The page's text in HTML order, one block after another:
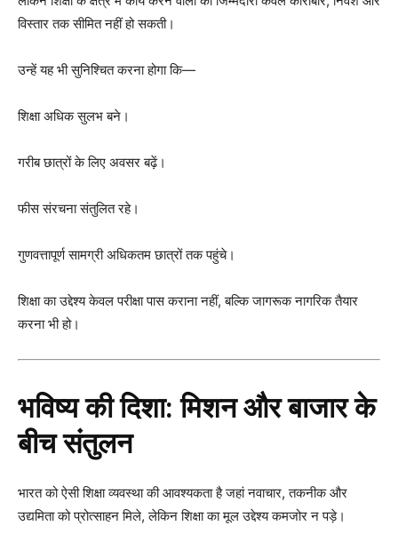
विस्तार तक सीमित नहीं हो सकती।
उन्हें यह भी सुनिश्चित करना होगा कि—
शिक्षा अधिक सुलभ बने।
गरीब छात्रों के लिए अवसर बढ़ें।
फीस संरचना संतुलित रहे।
गुणवत्तापूर्ण सामग्री अधिकतम छात्रों तक पहुंचे।
शिक्षा का उद्देश्य केवल परीक्षा पास कराना नहीं, बल्कि जागरूक नागरिक तैयार
करना भी हो।
भविष्य की दिशा: मिशन और बाजार के
बीच संतुलन
भारत को ऐसी शिक्षा व्यवस्था की आवश्यकता है जहां नवाचार, तकनीक और
उद्यमिता को प्रोत्साहन मिले, लेकिन शिक्षा का मूल उद्देश्य कमजोर न पड़े।